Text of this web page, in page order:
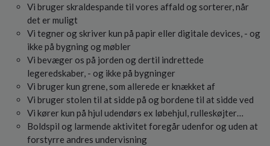
Vi bruger skraldespande til vores affald og sorterer, når
det er muligt
Vi tegner og skriver kun på papir eller digitale devices, - og
ikke på bygning og møbler
Vi bevæger os på jorden og dertil indrettede
legeredskaber, - og ikke på bygninger
Vi bruger kun grene, som allerede er knækket af
Vi bruger stolen til at sidde på og bordene til at sidde ved
Vi kører kun på hjul udendørs ex løbehjul, rulleskøjter…
Boldspil og larmende aktivitet foregår udenfor og uden at
forstyrre andres undervisning